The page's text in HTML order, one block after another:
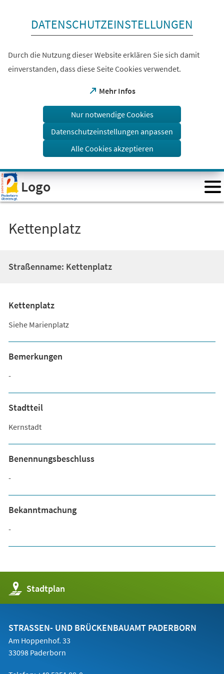
Visuelle
Assistenzsoftware
öffnen.
DATENSCHUTZEINSTELLUNGEN
Durch die Nutzung dieser Website erklären Sie sich damit
einverstanden, dass diese Seite Cookies verwendet.
Mehr Infos
(Öffnet
einem
Tab)
Nur notwendige Cookies
Datenschutzeinstellungen anpassen
Alle Cookies akzeptieren
Logo
Kettenplatz
Straßenname: Kettenplatz
Kettenplatz
Siehe Marienplatz
Bemerkungen
-
Stadtteil
Kernstadt
Benennungsbeschluss
-
Bekanntmachung
-
Stadtplan
(Öffnet
in
einem
Tab)
STRASSEN- UND BRÜCKENBAUAMT PADERBORN
Am Hoppenhof. 33
33098 Paderborn